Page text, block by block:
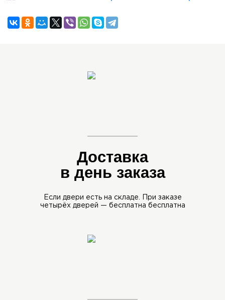
Доставка
в день заказа
Если двери есть на складе.
При заказе
четырёх дверей — бесплатна бесплатна